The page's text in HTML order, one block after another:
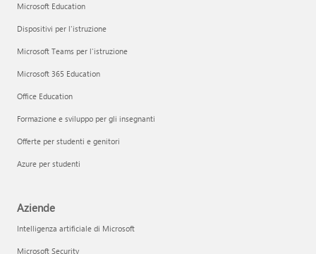
Microsoft Education
Dispositivi per l'istruzione
Microsoft Teams per l'istruzione
Microsoft 365 Education
Office Education
Formazione e sviluppo per gli insegnanti
Offerte per studenti e genitori
Azure per studenti
Aziende
Intelligenza artificiale di Microsoft
Microsoft Security